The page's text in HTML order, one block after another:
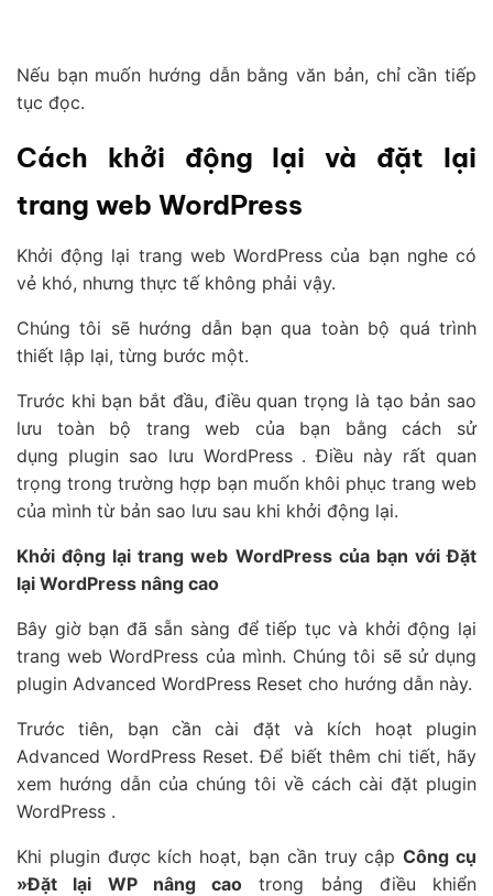
Nếu bạn muốn hướng dẫn bằng văn bản, chỉ cần tiếp
tục đọc.
Cách khởi động lại và đặt lại
trang web WordPress
Khởi động lại trang web WordPress của bạn nghe có
vẻ khó, nhưng thực tế không phải vậy.
Chúng tôi sẽ hướng dẫn bạn qua toàn bộ quá trình
thiết lập lại, từng bước một.
Trước khi bạn bắt đầu, điều quan trọng là tạo bản sao
lưu toàn bộ trang web của bạn bằng cách sử
dụng plugin sao lưu WordPress . Điều này rất quan
trọng trong trường hợp bạn muốn khôi phục trang web
của mình từ bản sao lưu sau khi khởi động lại.
Khởi động lại trang web WordPress của bạn với Đặt
lại WordPress nâng cao
Bây giờ bạn đã sẵn sàng để tiếp tục và khởi động lại
trang web WordPress của mình. Chúng tôi sẽ sử dụng
plugin Advanced WordPress Reset cho hướng dẫn này.
Trước tiên, bạn cần cài đặt và kích hoạt plugin
Advanced WordPress Reset. Để biết thêm chi tiết, hãy
xem hướng dẫn của chúng tôi về cách cài đặt plugin
WordPress .
Khi plugin được kích hoạt, bạn cần truy cậpCông cụ
»Đặt lại WP nâng cao trong bảng điều khiển